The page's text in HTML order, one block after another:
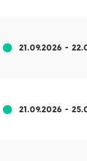
21.09.2026 -
21.09.2026 -